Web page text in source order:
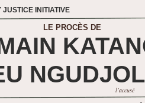
JUSTICE INITIATIVE
LE PROCÈS DE
l’accusé